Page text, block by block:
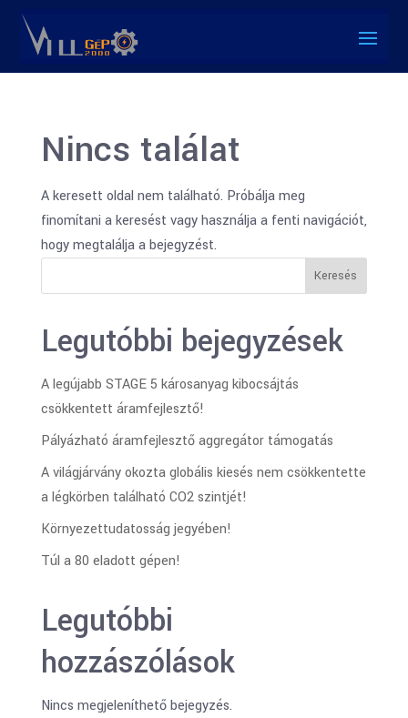
Nincs találat
A keresett oldal nem található. Próbálja meg
finomítani a keresést vagy használja a fenti navigációt,
hogy megtalálja a bejegyzést.
Keresés
Legutóbbi bejegyzések
A legújabb STAGE 5 károsanyag kibocsájtás
csökkentett áramfejlesztő!
Pályázható áramfejlesztő aggregátor támogatás
A világjárvány okozta globális kiesés nem csökkentette
a légkörben található CO2 szintjét!
Környezettudatosság jegyében!
Túl a 80 eladott gépen!
Legutóbbi
hozzászólások
Nincs megjeleníthető bejegyzés.